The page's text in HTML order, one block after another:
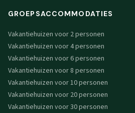
GROEPSACCOMMODATIES
Vakantiehuizen voor 2 personen
Vakantiehuizen voor 4 personen
Vakantiehuizen voor 6 personen
Vakantiehuizen voor 8 personen
Vakantiehuizen voor 10 personen
Vakantiehuizen voor 20 personen
Vakantiehuizen voor 30 personen